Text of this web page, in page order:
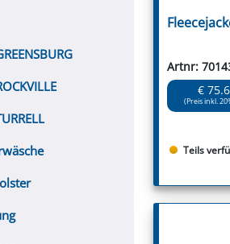
Artnr:
€
(Preis inkl.
Teils